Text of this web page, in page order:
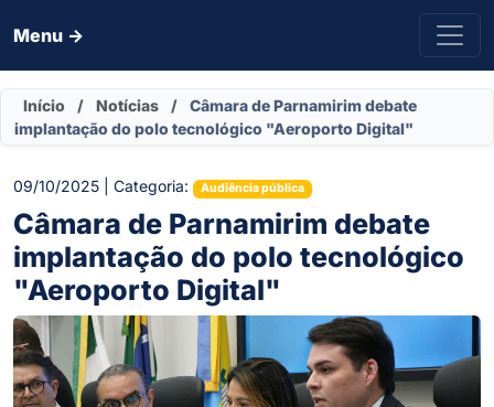
Menu ->
Início / Notícias /
Câmara de Parnamirim debate
implantação do polo tecnológico "Aeroporto Digital"
09/10/2025 | Categoria: Audiência pública
Câmara de Parnamirim debate
implantação do polo tecnológico
"Aeroporto Digital"